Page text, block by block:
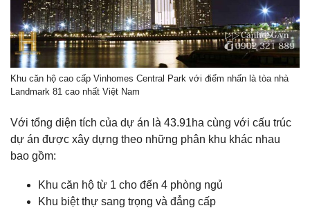
Khu căn hộ cao cấp Vinhomes Central Park với điểm nhấn là tòa nhà
Landmark 81 cao nhất Việt Nam
Với tổng diện tích của dự án là 43.91ha cùng với cấu trúc
dự án được xây dựng theo những phân khu khác nhau
bao gồm:
Khu căn hộ từ 1 cho đến 4 phòng ngủ
Khu biệt thự sang trọng và đẳng cấp